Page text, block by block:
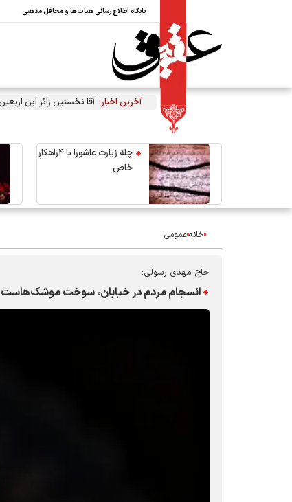
پایگاه اطلاع رسانی هیات‌ها و محافل مذهبی
آخرین اخبار: آقا نخستین زائر این
چله زیارت عاشورا با ۴راهکارِ
خاص
خانهعمومی
حاج مهدی رسولی:
انسجام مردم در خیابان، سوخت موشک‌هاست